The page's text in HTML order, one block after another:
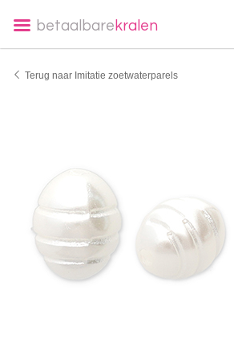
betaalbare kralen
Terug naar Imitatie zoetwaterparels